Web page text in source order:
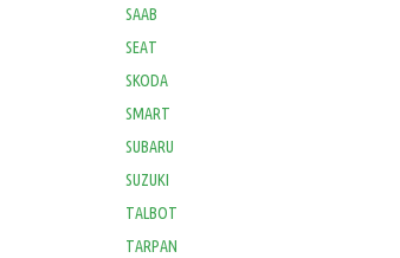
SAAB
SEAT
SKODA
SMART
SUBARU
SUZUKI
TALBOT
TARPAN